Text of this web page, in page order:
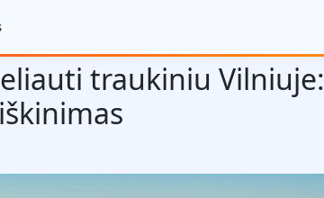
traukiniu Vilniuje: